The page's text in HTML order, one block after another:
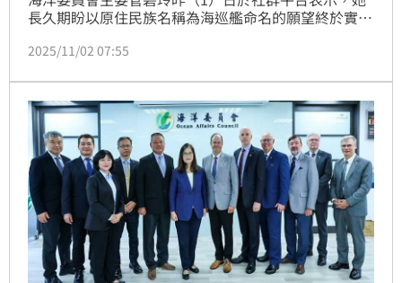
長久期盼以原住民族名稱為海巡艦命名的願望終於實現
「西拉雅號」，象徵文化傳承與國防信念的結合。
2025/11/02 07:55